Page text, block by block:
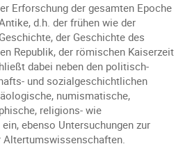
Erforschung der gesamten Epoche
d.h. der frühen wie der
der Geschichte des
Republik, der römischen Kaiserzeit
dabei neben den politisch-
und sozialgeschichtlichen
numismatische,
religions- wie
ebenso Untersuchungen zur
Altertumswissenschaften.